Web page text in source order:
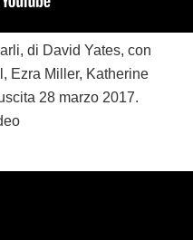
di David Yates, con
Ezra Miller, Katherine
28 marzo 2017.